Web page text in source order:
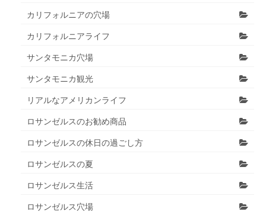
カリフォルニアの穴場
カリフォルニアライフ
サンタモニカ穴場
サンタモニカ観光
リアルなアメリカンライフ
ロサンゼルスのお勧め商品
ロサンゼルスの休日の過ごし方
ロサンゼルスの夏
ロサンゼルス生活
ロサンゼルス穴場